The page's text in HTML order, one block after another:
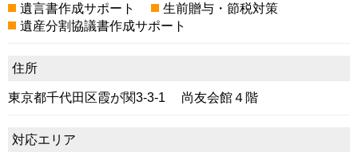
遺言書作成サポート
生前贈与・節税対策
遺産分割協議書作成サポート
住所
東京都千代田区霞が関3-3-1 尚友会館４階
対応エリア